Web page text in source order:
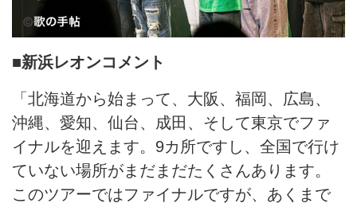
■新浜レオンコメント
「北海道から始まって、大阪、福岡、広島、
沖縄、愛知、仙台、成田、そして東京でファ
イナルを迎えます。9カ所ですし、全国で行け
ていない場所がまだまだたくさんあります。
このツアーではファイナルですが、あくまで